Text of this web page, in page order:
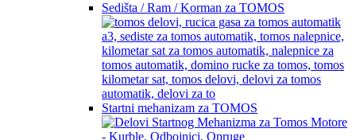
Sedišta / Ram / Korman za TOMOS
Startni mehanizam za TOMOS